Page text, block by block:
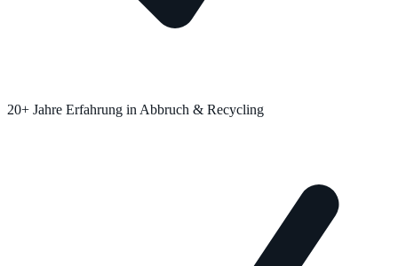
20+ Jahre Erfahrung in Abbruch & Recycling